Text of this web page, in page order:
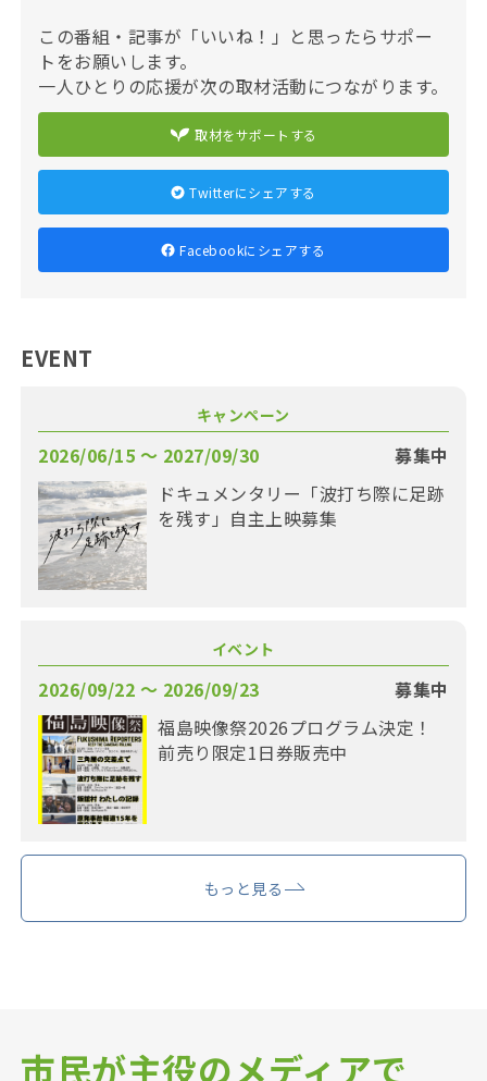
この番組・記事が「いいね！」と思ったらサポー
トをお願いします。
一人ひとりの応援が次の取材活動につながります。
取材をサポートする
Twitterにシェアする
Facebookにシェアする
EVENT
キャンペーン
2026/06/15 〜 2027/09/30
募集中
ドキュメンタリー「波打ち際に足跡
を残す」自主上映募集
イベント
2026/09/22 〜 2026/09/23
募集中
福島映像祭2026プログラム決定！
前売り限定1日券販売中
もっと見る
市民が主役のメディアで